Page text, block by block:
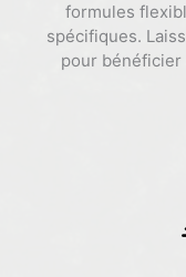
formules
spécifiques.
pour